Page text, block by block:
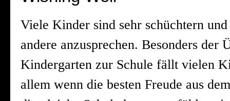
Viele Kinder sind sehr schüchtern
andere anzusprechen. Besonders der
Kindergarten zur Schule fällt vielen
allem wenn die besten Freude aus